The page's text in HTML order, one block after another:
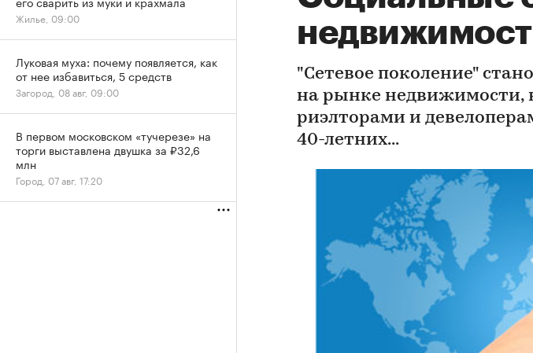
"Сетевое поколение"
на рынке недвижимости,
риэлторами и
40-летних...
Жилье, 09:00
Луковая муха: почему появляется, как
от нее избавиться, 5 средств
Загород, 08 авг, 09:00
В первом московском «тучерезе» на
торги выставлена двушка за ₽32,6
млн
Город, 07 авг, 17:20